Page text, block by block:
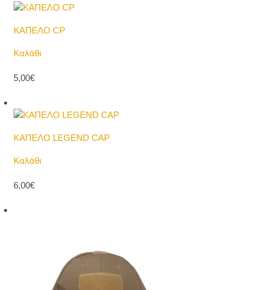
ΚΑΠΕΛΟ CP
Καλάθι
5,00€
ΚΑΠΕΛΟ LEGEND CAP
Καλάθι
6,00€